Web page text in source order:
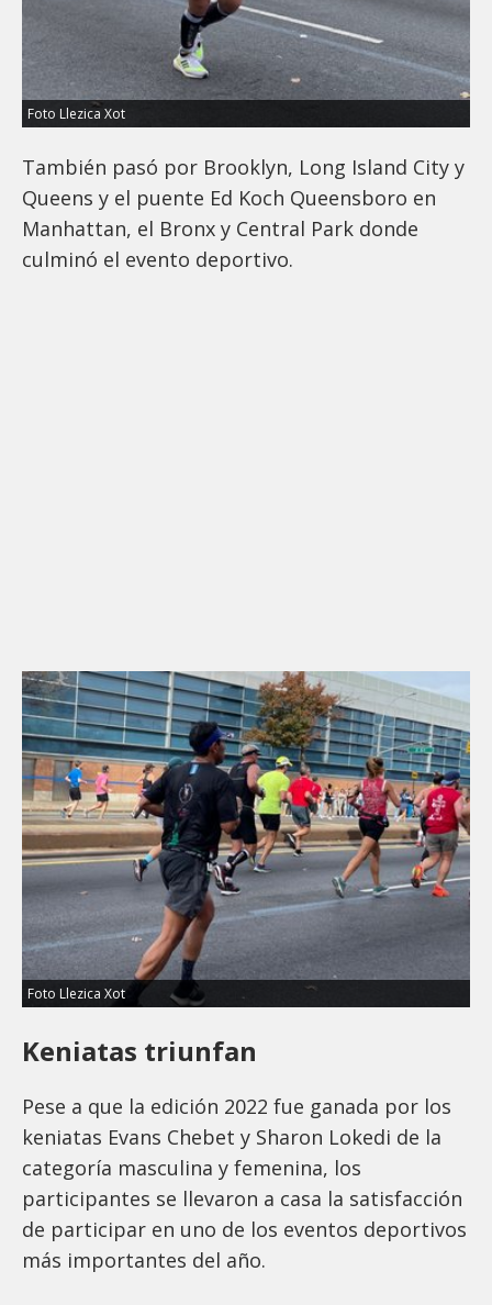
Foto Llezica Xot
También pasó por Brooklyn, Long Island City y
Queens y el puente Ed Koch Queensboro en
Manhattan, el Bronx y Central Park donde
culminó el evento deportivo.
Foto Llezica Xot
Keniatas triunfan
Pese a que la edición 2022 fue ganada por los
keniatas Evans Chebet y Sharon Lokedi de la
categoría masculina y femenina, los
participantes se llevaron a casa la satisfacción
de participar en uno de los eventos deportivos
más importantes del año.